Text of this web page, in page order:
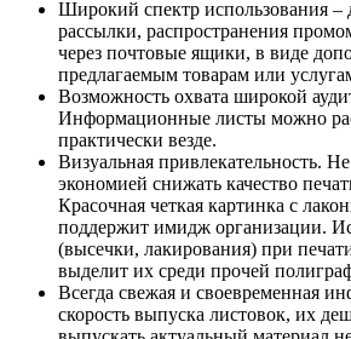
Широкий спектр использования –
рассылки, распространения
через почтовые ящики, в виде
предлагаемым товарам или
Возможность охвата широкой
Информационные листы можно
практически везде.
Визуальная привлекательность.
экономией снижать качество
Красочная четкая картинка с
поддержит имидж организации.
(высечки, лакирования) при
выделит их среди прочей
Всегда свежая и своевременная
скорость выпуска листовок, их